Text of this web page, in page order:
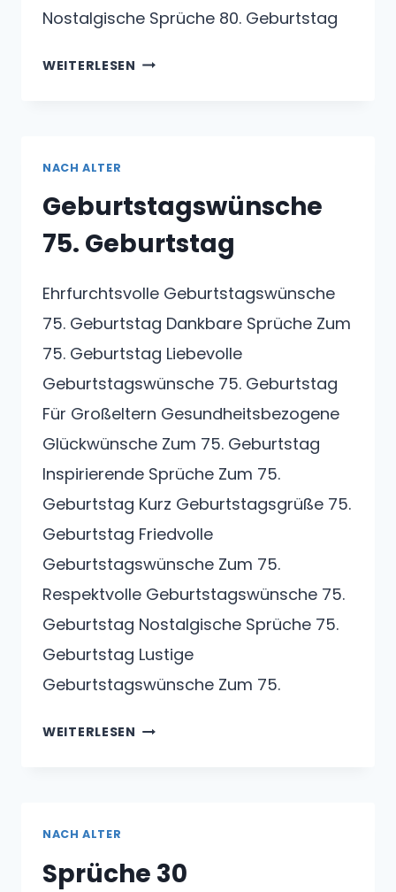
Nostalgische Sprüche 80. Geburtstag
WEITERLESEN GEBURTSTAGSWÜNSCHE
NACH ALTER
Geburtstagswünsche
75. Geburtstag
Ehrfurchtsvolle Geburtstagswünsche
75. Geburtstag Dankbare Sprüche Zum
75. Geburtstag Liebevolle
Geburtstagswünsche 75. Geburtstag
Für Großeltern Gesundheitsbezogene
Glückwünsche Zum 75. Geburtstag
Inspirierende Sprüche Zum 75.
Geburtstag Kurz Geburtstagsgrüße 75.
Geburtstag Friedvolle
Geburtstagswünsche Zum 75.
Respektvolle Geburtstagswünsche 75.
Geburtstag Nostalgische Sprüche 75.
Geburtstag Lustige
Geburtstagswünsche Zum 75.
WEITERLESEN GEBURTSTAGSWÜNSCHE
NACH ALTER
Sprüche 30